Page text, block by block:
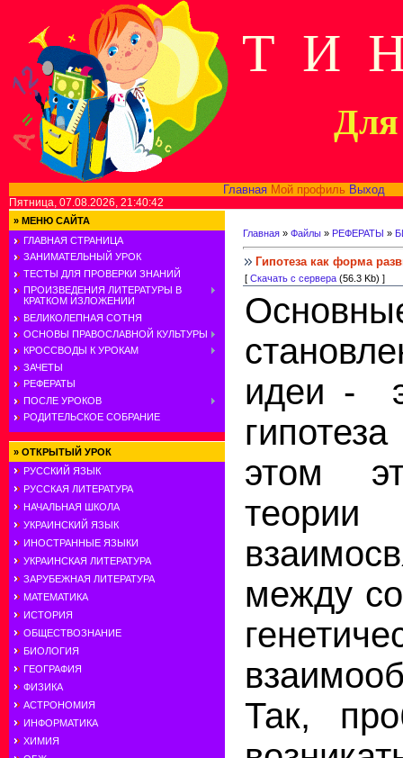
Т И
Для
Главная Мой профиль Выход
Пятница, 07.08.2026, 21:40:42
» МЕНЮ САЙТА
ГЛАВНАЯ СТРАНИЦА
ЗАНИМАТЕЛЬНЫЙ УРОК
ТЕСТЫ ДЛЯ ПРОВЕРКИ ЗНАНИЙ
ПРОИЗВЕДЕНИЯ ЛИТЕРАТУРЫ В
КРАТКОМ ИЗЛОЖЕНИИ
ВЕЛИКОЛЕПНАЯ СОТНЯ
ОСНОВЫ ПРАВОСЛАВНОЙ КУЛЬТУРЫ
КРОССВОДЫ К УРОКАМ
ЗАЧЕТЫ
РЕФЕРАТЫ
ПОСЛЕ УРОКОВ
РОДИТЕЛЬСКОЕ СОБРАНИЕ
» ОТКРЫТЫЙ УРОК
РУССКИЙ ЯЗЫК
РУССКАЯ ЛИТЕРАТУРА
НАЧАЛЬНАЯ ШКОЛА
УКРАИНСКИЙ ЯЗЫК
ИНОСТРАННЫЕ ЯЗЫКИ
УКРАИНСКАЯ ЛИТЕРАТУРА
ЗАРУБЕЖНАЯ ЛИТЕРАТУРА
МАТЕМАТИКА
ИСТОРИЯ
ОБЩЕСТВОЗНАНИЕ
БИОЛОГИЯ
ГЕОГРАФИЯ
ФИЗИКА
АСТРОНОМИЯ
ИНФОРМАТИКА
ХИМИЯ
Главная » Файлы » РЕФЕРАТЫ »
Гипотеза как форма
[ Скачать с сервера (56.3 Kb) ]
идеи -
этом
теории
между
Так,